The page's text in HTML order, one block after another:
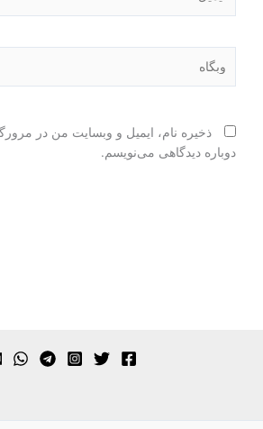
ذخیره نام، ایمیل و وبسایت من در
دوباره دیدگاهی می‌نویسم.